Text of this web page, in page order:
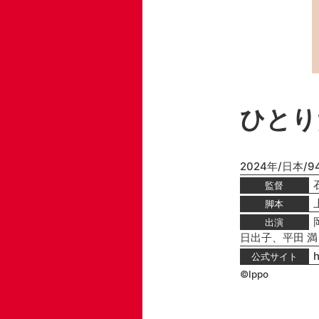
ひと
2024年/日本/
監督
脚本
出演
日出子、平田 満
公式サイト
©Ippo